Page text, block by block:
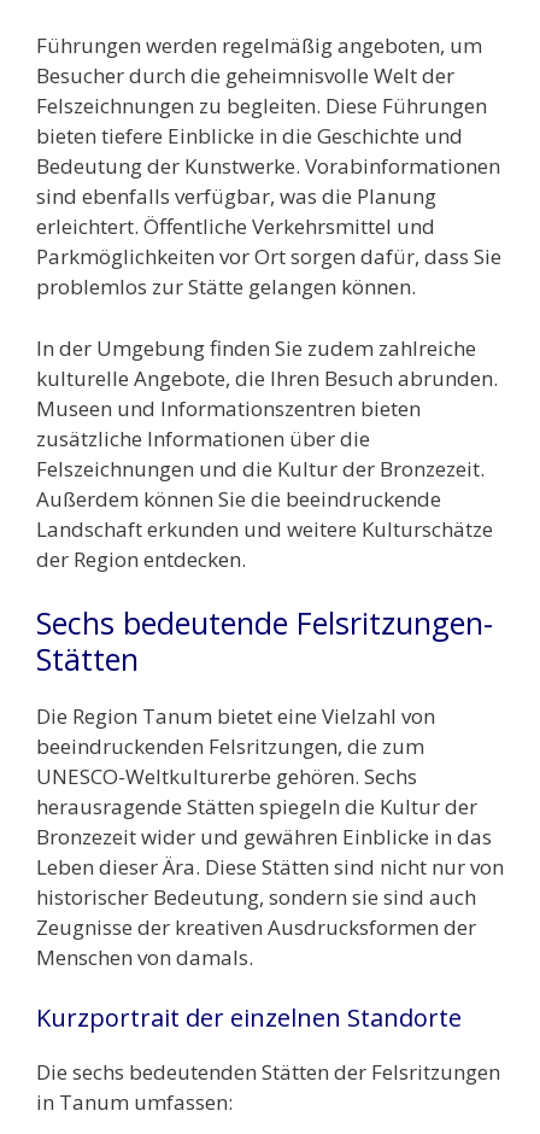
Führungen werden regelmäßig angeboten, um
Besucher durch die geheimnisvolle Welt der
Felszeichnungen zu begleiten. Diese Führungen
bieten tiefere Einblicke in die Geschichte und
Bedeutung der Kunstwerke. Vorabinformationen
sind ebenfalls verfügbar, was die Planung
erleichtert. Öffentliche Verkehrsmittel und
Parkmöglichkeiten vor Ort sorgen dafür, dass Sie
problemlos zur Stätte gelangen können.
In der Umgebung finden Sie zudem zahlreiche
kulturelle Angebote, die Ihren Besuch abrunden.
Museen und Informationszentren bieten
zusätzliche Informationen über die
Felszeichnungen und die Kultur der Bronzezeit.
Außerdem können Sie die beeindruckende
Landschaft erkunden und weitere Kulturschätze
der Region entdecken.
Sechs bedeutende Felsritzungen-
Stätten
Die Region Tanum bietet eine Vielzahl von
beeindruckenden Felsritzungen, die zum
UNESCO-Weltkulturerbe gehören. Sechs
herausragende Stätten spiegeln die Kultur der
Bronzezeit wider und gewähren Einblicke in das
Leben dieser Ära. Diese Stätten sind nicht nur von
historischer Bedeutung, sondern sie sind auch
Zeugnisse der kreativen Ausdrucksformen der
Menschen von damals.
Kurzportrait der einzelnen Standorte
Die sechs bedeutenden Stätten der Felsritzungen
in Tanum umfassen: